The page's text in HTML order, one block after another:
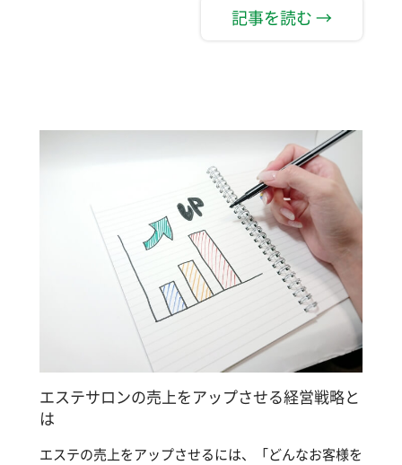
記事を読む →
エステサロンの売上をアップさせる経営戦略と
は
エステの売上をアップさせるには、「どんなお客様を